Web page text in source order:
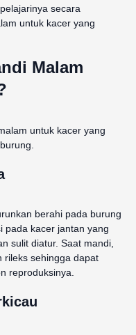
secara
untuk kacer yang
Malam
untuk kacer yang
berahi pada burung
pada kacer jantan yang
sulit diatur. Saat mandi,
rileks sehingga dapat
reproduksinya.